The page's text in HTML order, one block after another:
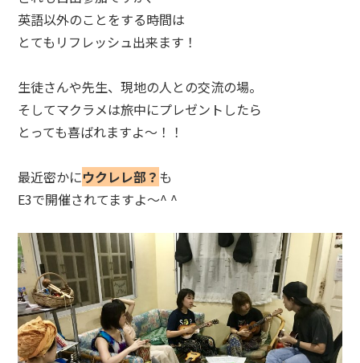
英語以外のことをする時間は
とてもリフレッシュ出来ます！
生徒さんや先生、現地の人との交流の場。
そしてマクラメは旅中にプレゼントしたら
とっても喜ばれますよ～！！
最近密かにウクレレ部？ も
E3で開催されてますよ〜^ ^